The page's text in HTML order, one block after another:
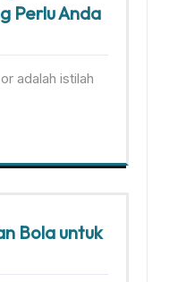
Perlu Anda
adalah istilah
Bola untuk